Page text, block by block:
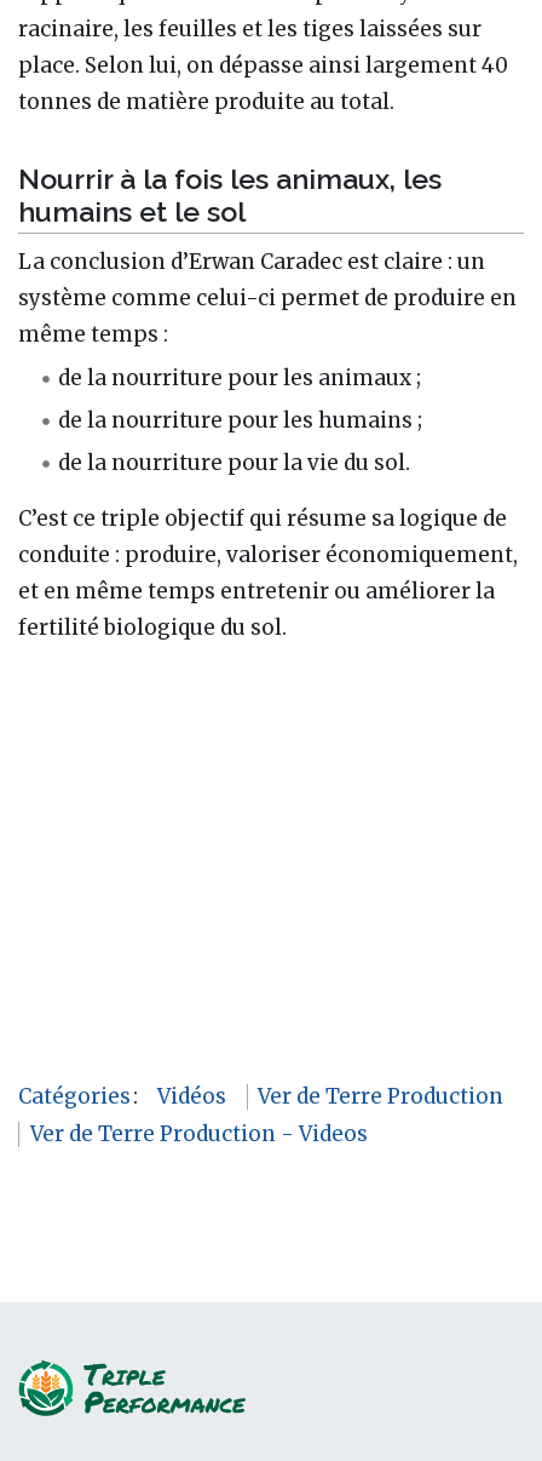
racinaire, les feuilles et les tiges laissées sur
place. Selon lui, on dépasse ainsi largement 40
tonnes de matière produite au total.
Nourrir à la fois les animaux, les
humains et le sol
La conclusion d’Erwan Caradec est claire : un
système comme celui-ci permet de produire en
même temps :
de la nourriture pour les animaux ;
de la nourriture pour les humains ;
de la nourriture pour la vie du sol.
C’est ce triple objectif qui résume sa logique de
conduite : produire, valoriser économiquement,
et en même temps entretenir ou améliorer la
fertilité biologique du sol.
Catégories: Vidéos
Ver de Terre Production
Ver de Terre Production - Videos